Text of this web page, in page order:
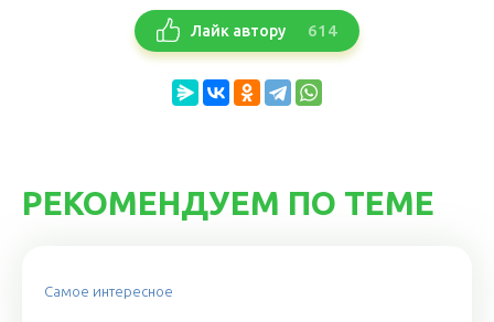
Лайк автору 614
РЕКОМЕНДУЕМ ПО ТЕМЕ
Самое интересное